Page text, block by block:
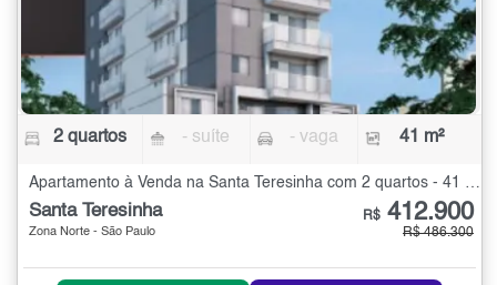
2 quartos - suíte - vaga 41 m²
Apartamento à Venda na Santa Teresinha com 2 quartos - 41 m²
Santa Teresinha
Zona Norte - São Paulo
R$ 412.900
R$ 486.300